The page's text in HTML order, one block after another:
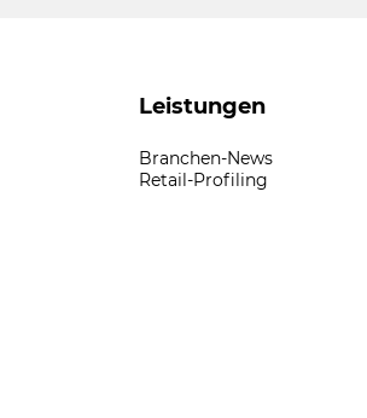
Leistungen
Branchen-News
Retail-Profiling